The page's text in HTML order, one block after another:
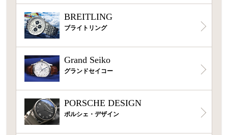
BREITLING
ブライトリング
Grand Seiko
グランドセイコー
PORSCHE DESIGN
ポルシェ・デザイン